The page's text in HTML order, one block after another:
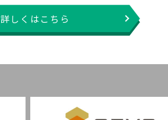
詳しくはこちら